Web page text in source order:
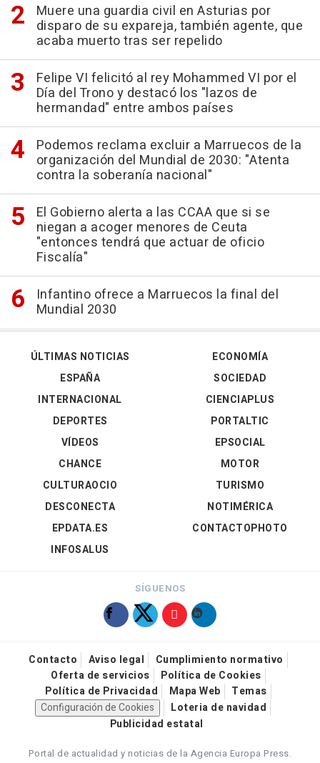
Muere una guardia civil en Asturias por
disparo de su expareja, también agente, que
acaba muerto tras ser repelido
Felipe VI felicitó al rey Mohammed VI por el
Día del Trono y destacó los "lazos de
hermandad" entre ambos países
Podemos reclama excluir a Marruecos de la
organización del Mundial de 2030: "Atenta
contra la soberanía nacional"
El Gobierno alerta a las CCAA que si se
niegan a acoger menores de Ceuta
"entonces tendrá que actuar de oficio
Fiscalía"
Infantino ofrece a Marruecos la final del
Mundial 2030
ÚLTIMAS NOTICIAS
ESPAÑA
INTERNACIONAL
DEPORTES
VÍDEOS
ECONOMÍA
SOCIEDAD
CIENCIAPLUS
PORTALTIC
EPSOCIAL
CHANCE
CULTURAOCIO
DESCONECTA
EPDATA.ES
INFOSALUS
MOTOR
TURISMO
NOTIMÉRICA
CONTACTOPHOTO
SÍGUENOS
Contacto Aviso legal
Cumplimiento normativo
Oferta de servicios
Política de Cookies
Política de Privacidad
Mapa Web
Temas
Configuración de Cookies
Loteria de navidad
Publicidad estatal
Portal de actualidad y noticias de la Agencia Europa Press.